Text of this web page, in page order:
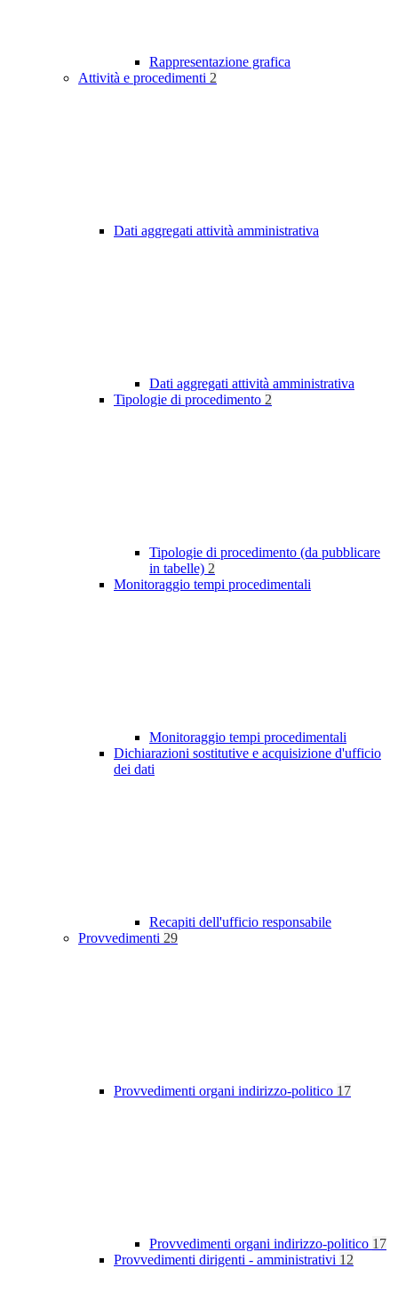
Rappresentazione grafica
Attività e procedimenti 2
Dati aggregati attività amministrativa
Dati aggregati attività amministrativa
Tipologie di procedimento 2
Tipologie di procedimento (da pubblicare
in tabelle) 2
Monitoraggio tempi procedimentali
Monitoraggio tempi procedimentali
Dichiarazioni sostitutive e acquisizione d'ufficio
dei dati
Recapiti dell'ufficio responsabile
Provvedimenti 29
Provvedimenti organi indirizzo-politico 17
Provvedimenti organi indirizzo-politico 17
Provvedimenti dirigenti - amministrativi 12